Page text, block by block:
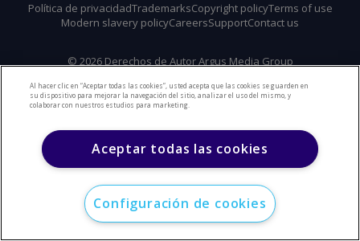
© 2026 Derechos de Autor Argus Media Group
Política de privacidadTrademarksCopyright policyTerms of use
Modern slavery policyCareersSupportContact us
Al hacer clic en “Aceptar todas las cookies”, usted acepta que las cookies se guarden en
su dispositivo para mejorar la navegación del sitio, analizar el uso del mismo, y
colaborar con nuestros estudios para marketing.
Aceptar todas las cookies
Configuración de cookies